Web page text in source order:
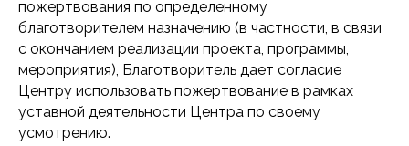
пожертвования по определенному
благотворителем назначению (в частности, в связи
с окончанием реализации проекта, программы,
мероприятия), Благотворитель дает согласие
Центру использовать пожертвование в рамках
уставной деятельности Центра по своему
усмотрению.
остались
вопросы?
+7 900 222-80-08